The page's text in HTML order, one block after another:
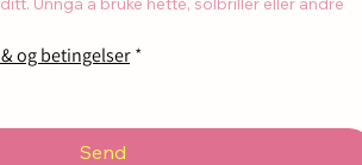
og betingelser *
Send